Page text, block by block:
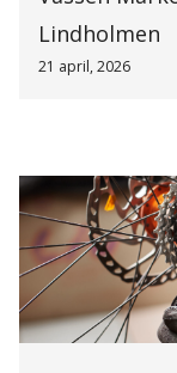
Lindholmen
21 april, 2026